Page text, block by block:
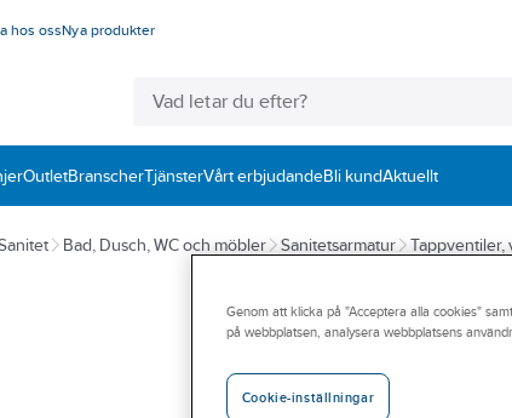
hos ossNya produkter
OutletBranscherTjänsterVårt erbjudandeBli kundAktuellt
Bad, Dusch, WC och möbler Sanitetsarmatur Tappventiler,
Genom att klicka på "Acceptera alla cookies"
på webbplatsen, analysera webbplatsens
Cookie-inställningar